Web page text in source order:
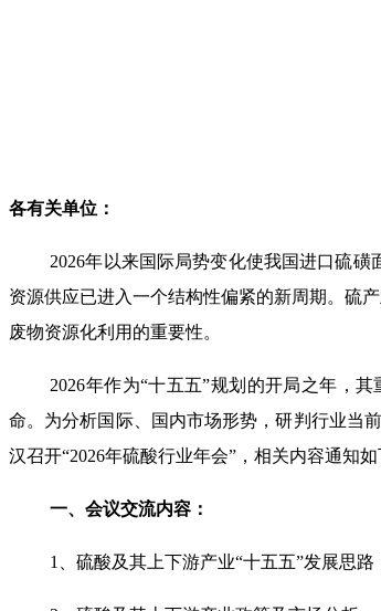
各有关单位：
2026年以来国际局势变化使我国进口硫磺
资源供应已进入一个结构性偏紧的新周期。硫
废物资源化利用的重要性。
2026年作为“十五五”规划的开局之年，
命。为分析国际、国内市场形势，研判行业当
汉召开“2026年硫酸行业年会”，相关内容通知如
一、会议交流内容：
1 、硫酸及其上下游产业“十五五”发展思路